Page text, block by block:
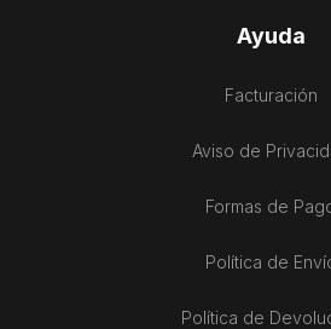
Ayuda
Facturación
Aviso de
Formas de
Política de
Política de